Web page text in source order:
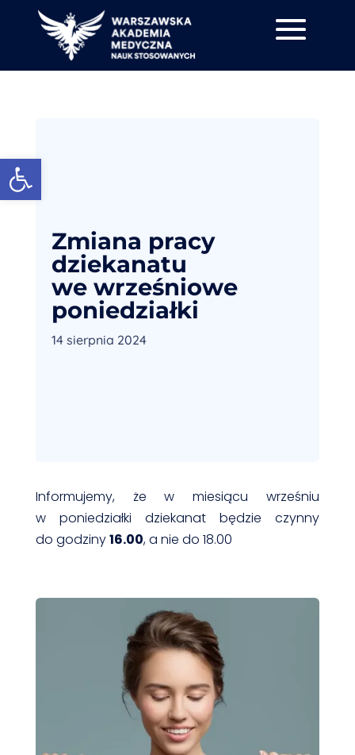
Zmiana pracy
dziekanatu
we wrześniowe
poniedziałki
14 sierpnia 2024
Informujemy, że w miesiącu wrześniu
w poniedziałki dziekanat będzie czynny
do godziny16.00, a nie do 18.00
Otwórz pasek narzędzi